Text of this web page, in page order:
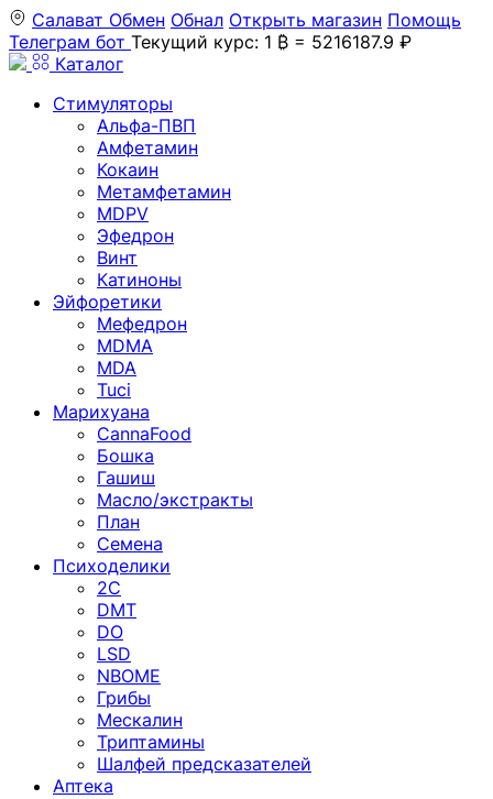
Салават Обмен Обнал Открыть магазин Помощь
Телеграм бот Текущий курс: 1 ₿ = 5216187.9 ₽
Каталог
Стимуляторы
Альфа-ПВП
Амфетамин
Кокаин
Метамфетамин
MDPV
Эфедрон
Винт
Катиноны
Эйфоретики
Мефедрон
MDMA
MDA
Tuci
Марихуана
CannaFood
Бошка
Гашиш
Масло/экстракты
План
Семена
Психоделики
2C
DMT
DO
LSD
NBOME
Грибы
Мескалин
Триптамины
Шалфей предсказателей
Аптека